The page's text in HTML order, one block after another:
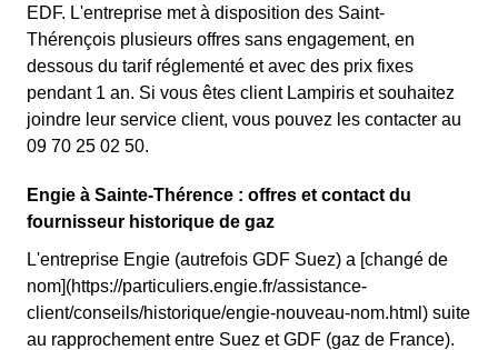
EDF. L'entreprise met à disposition des Saint-
Thérençois plusieurs offres sans engagement, en
dessous du tarif réglementé et avec des prix fixes
pendant 1 an. Si vous êtes client Lampiris et souhaitez
joindre leur service client, vous pouvez les contacter au
09 70 25 02 50.
Engie à Sainte-Thérence : offres et contact du
fournisseur historique de gaz
L'entreprise Engie (autrefois GDF Suez) a [changé de
nom](https://particuliers.engie.fr/assistance-
client/conseils/historique/engie-nouveau-nom.html) suite
au rapprochement entre Suez et GDF (gaz de France).